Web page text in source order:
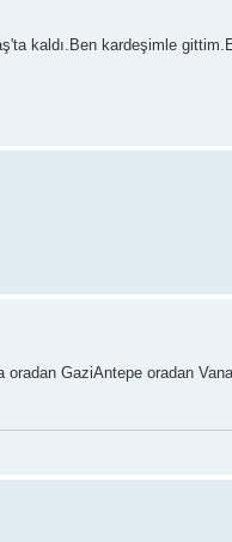
kaldı.Ben kardeşimle
GaziAntepe oradan